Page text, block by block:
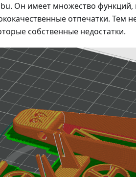
Он имеет множество
отпечатки. Тем
собственные недостатки.